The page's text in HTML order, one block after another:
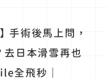
手術後馬上問，
去日本滑雪再也
全飛秒｜